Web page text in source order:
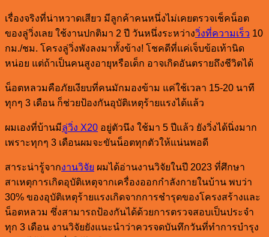
เรื่องจริงที่น่าหวาดเสียว มีลูกค้าคนหนึ่งไม่เคยตรวจเช็คน็อต
ของลู่วิ่งเลย ใช้งานปกติมา 2 ปี วันหนึ่งระหว่างวิ่งที่ความเร็ว 10
กม./ชม. โครงลู่วิ่งพังลงมาทั้งข้าง! โชคดีที่แค่เจ็บข้อเท้านิด
หน่อย แต่ถ้าเป็นคนสูงอายุหรือเด็ก อาจเกิดอันตรายถึงชีวิตได้
น็อตหลวมคือภัยเงียบที่คนมักมองข้าม แค่ใช้เวลา 15-20 นาที
ทุกๆ 3 เดือน ก็ช่วยป้องกันอุบัติเหตุร้ายแรงได้แล้ว
ผมเองที่บ้านมีลู่วิ่ง X20 อยู่ตัวนึง ใช้มา 5 ปีแล้ว ยังวิ่งได้นิ่งมาก
เพราะทุกๆ 3 เดือนผมจะขันน็อตทุกตัวให้แน่นพอดี
สาระน่ารู้จากงานวิจัย ผมได้อ่านงานวิจัยในปี 2023 ที่ศึกษา
สาเหตุการเกิดอุบัติเหตุจากเครื่องออกกำลังกายในบ้าน พบว่า
30% ของอุบัติเหตุร้ายแรงเกิดจากการชำรุดของโครงสร้างและ
น็อตหลวม ซึ่งสามารถป้องกันได้ด้วยการตรวจสอบเป็นประจำ
ทุก 3 เดือน งานวิจัยยังแนะนำว่าควรจดบันทึกวันที่ทำการบำรุง